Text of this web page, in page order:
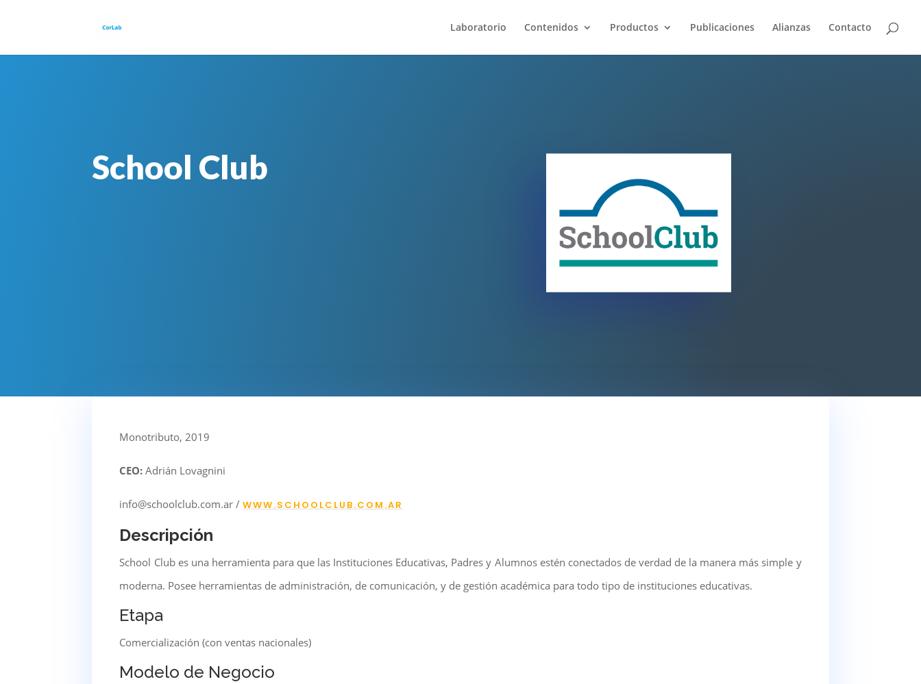
Laboratorio Contenidos Productos Publicaciones Alianzas Contacto
School Club
Monotributo, 2019
CEO: Adrián Lovagnini
info@schoolclub.com.ar /WWW.SCHOOLCLUB.COM.AR
Descripción
School Club es una herramienta para que las Instituciones Educativas, Padres y Alumnos estén conectados de verdad de la manera más simple y
moderna. Posee herramientas de administración, de comunicación, y de gestión académica para todo tipo de instituciones educativas.
Etapa
Comercialización (con ventas nacionales)
Modelo de Negocio